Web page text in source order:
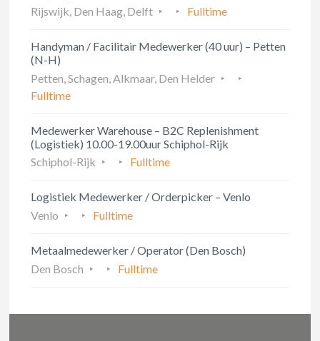
Rijswijk, Den Haag, Delft
Fulltime
Handyman / Facilitair Medewerker (40 uur) – Petten
(N-H)
Petten, Schagen, Alkmaar, Den Helder
Fulltime
Medewerker Warehouse – B2C Replenishment
(Logistiek) 10.00-19.00uur Schiphol-Rijk
Schiphol-Rijk
Fulltime
Logistiek Medewerker / Orderpicker – Venlo
Venlo
Fulltime
Metaalmedewerker / Operator (Den Bosch)
Den Bosch
Fulltime